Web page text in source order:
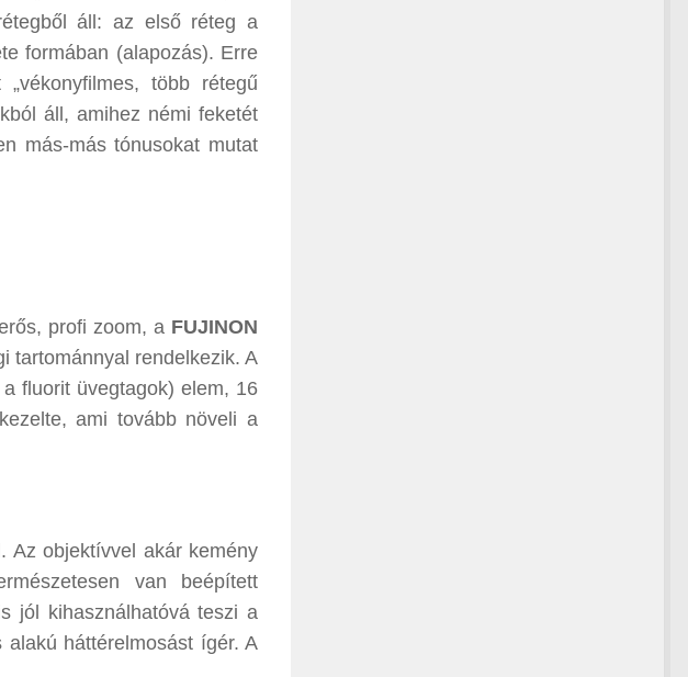
áll: az első réteg a
formában (alapozás). Erre
több rétegű
áll, amihez némi feketét
más-más tónusokat mutat
profi zoom, a FUJINON
tartománnyal rendelkezik. A
fluorit üvegtagok) elem, 16
ami tovább növeli a
Az objektívvel akár kemény
van beépített
jól kihasználhatóvá teszi a
háttérelmosást ígér. A